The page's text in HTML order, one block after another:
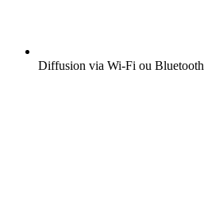
Diffusion via Wi-Fi ou Bluetooth